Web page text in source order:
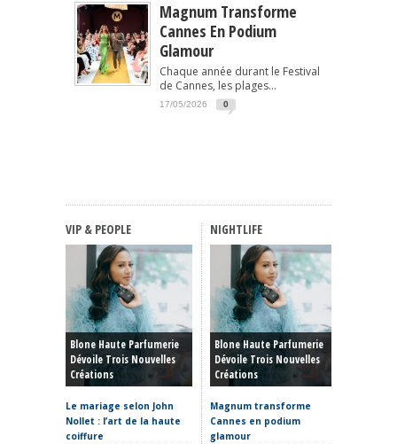
Magnum Transforme
Cannes En Podium
Glamour
Chaque année durant le Festival
de Cannes, les plages...
17/05/2026 0
VIP & PEOPLE
Blone Haute Parfumerie
Dévoile Trois Nouvelles
Créations
Le mariage selon John
Nollet : l’art de la haute
coiffure
NIGHTLIFE
Blone Haute Parfumerie
Dévoile Trois Nouvelles
Créations
Magnum transforme
Cannes en podium
glamour